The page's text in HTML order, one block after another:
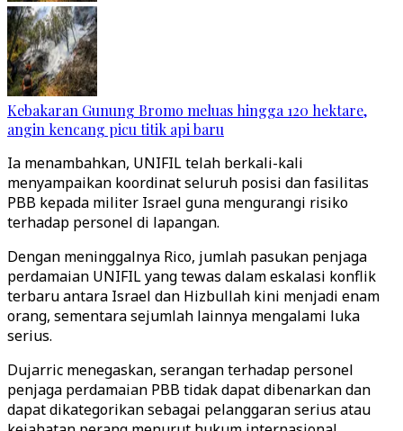
Kebakaran Gunung Bromo meluas hingga 120 hektare,
angin kencang picu titik api baru
Ia menambahkan, UNIFIL telah berkali-kali
menyampaikan koordinat seluruh posisi dan fasilitas
PBB kepada militer Israel guna mengurangi risiko
terhadap personel di lapangan.
Dengan meninggalnya Rico, jumlah pasukan penjaga
perdamaian UNIFIL yang tewas dalam eskalasi konflik
terbaru antara Israel dan Hizbullah kini menjadi enam
orang, sementara sejumlah lainnya mengalami luka
serius.
Dujarric menegaskan, serangan terhadap personel
penjaga perdamaian PBB tidak dapat dibenarkan dan
dapat dikategorikan sebagai pelanggaran serius atau